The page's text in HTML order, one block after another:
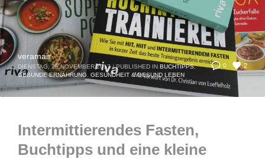
0 2
veramair
DIENSTAG, 28 NOVEMBER 2017 / PUBLISHED IN BUCHTIPPS,
GESUNDE ERNÄHRUNG
GESUNDHEIT & GESUND LEBEN
Intermittierendes Fasten,
Buchtipps und eine kleine